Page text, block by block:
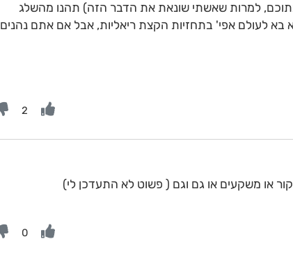
למרות שאשתי שונאת את הדבר הזה) תהנו מהשלג
בא לעולם אפי' בתחזיות הקצת ריאליות, אבל אם אתם נהנים
2
או משקעים או גם וגם ( פשוט לא התעדכן לי)
0